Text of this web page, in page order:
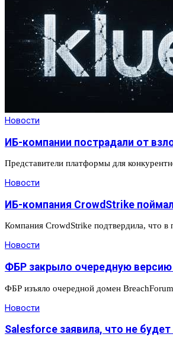
Новости
ИБ-компании пострадали от
Представители платформы для
Новости
ИБ-компания CrowdStrike
Компания CrowdStrike подтвердила, что
Новости
ФБР закрыло очередную версию
ФБР изъяло очередной домен
Новости
Salesforce заявила, что не